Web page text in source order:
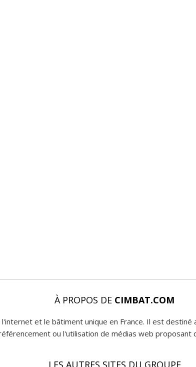
À PROPOS DE CIMBAT.COM
et le bâtiment unique en France. Il est
ou l'utilisation de médias web proposant
LES AUTRES SITES DU GROUPE